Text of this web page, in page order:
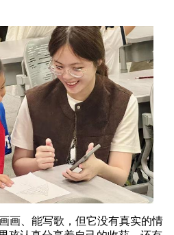
画、能写歌，但它没有真实的情